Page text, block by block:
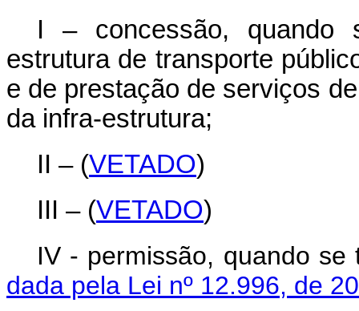
I – concessão, quando
estrutura de transporte
e de prestação de serviços
da infra-estrutura;
II – (VETADO)
III – (VETADO)
IV - permissão,
dada pela Lei nº 12.996, de